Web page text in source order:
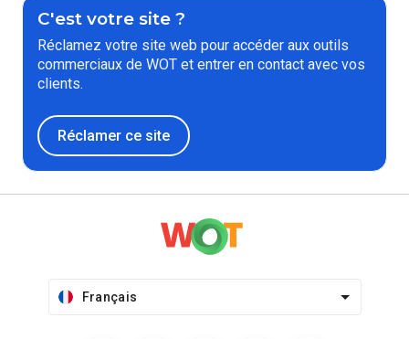
C'est votre site ?
Réclamez votre site web pour accéder aux outils
commerciaux de WOT et entrer en contact avec vos
clients.
Réclamer ce site
Français